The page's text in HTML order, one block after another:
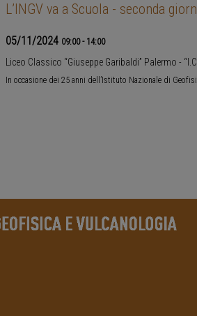
L’INGV va a Scuola - seconda
05/11/2024 09:00- 14:00
Liceo Classico “Giuseppe Garibaldi” Palermo -
In occasione dei 25 anni dell’Istituto Nazionale di